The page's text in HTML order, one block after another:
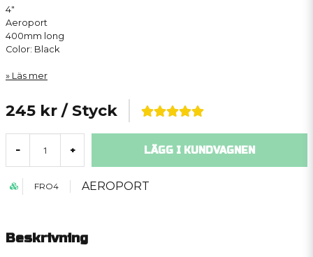
4″
Aeroport
400mm long
Color: Black
Läs mer
245 kr / Styck
- + LÄGG I KUNDVAGNEN
FRO4 AEROPORT
Beskrivning